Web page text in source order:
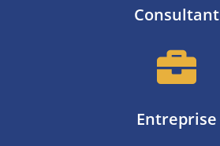
Consultant

Entreprise